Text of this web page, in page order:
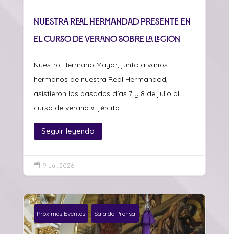
Nuestra Real Hermandad presente en
el curso de verano sobre La Legión
Nuestro Hermano Mayor, junto a varios
hermanos de nuestra Real Hermandad,
asistieron los pasados días 7 y 8 de julio al
curso de verano «Ejército...
Seguir leyendo
 9 Jul, 2026
Próximos Eventos Sala de Prensa